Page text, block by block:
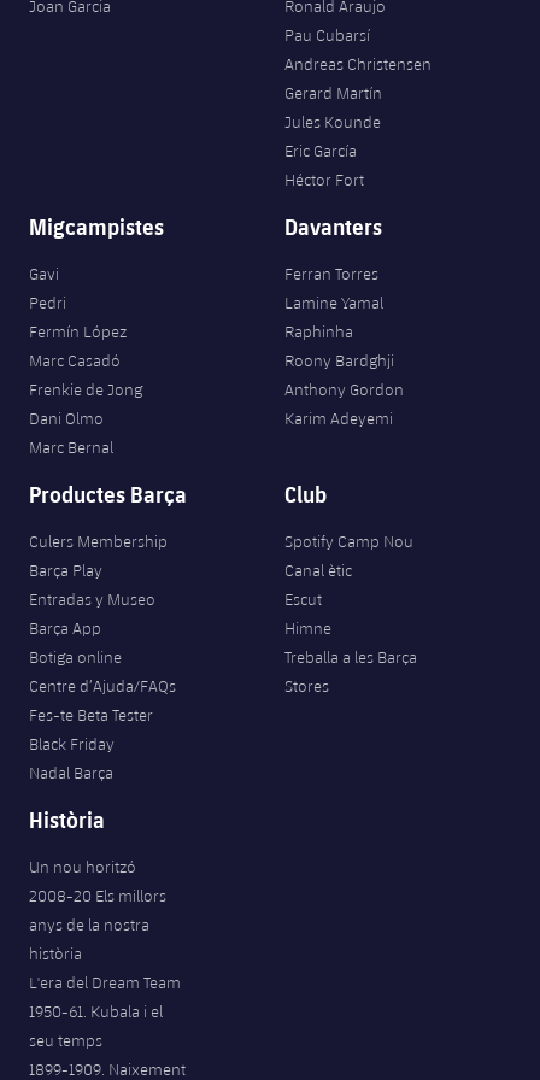
Serveis Mèdics
Jugadors
Palmarès
Classificació
plusicon
més
Infantil
Entrades
Resultats
Classificació
Jugadors
Fotos
Palmarès
Calendari
Resultats
Jugadors
Base
plusicon
més
Actualitat
Barça C
Junior
Juvenil
Infantil
Aleví
Campus Estiu
Informació general
Notícies
Atletisme
plusicon
més
Actualitat
Masculí
Femení
Agenda
Bàsquet en cadira de rodes
plusicon
més
Actualitat
Jugadors
Calendari
Resultats
Hockey gel
plusicon
més
Actualitat
Calendari
Classificació
Hoquei herba
Hockey Herba Masculí
plusicon
més
Actualitat
Plantilla
Agenda
Escola de Patinatge
Rugby
plusicon
més
Actualitat
Voleibol
plusicon
més
Joan Garcia
Ronald Araujo
Pau Cubarsí
Andreas Christensen
Gerard Martín
Jules Kounde
Eric García
Héctor Fort
Migcampistes
Gavi
Pedri
Fermín López
Marc Casadó
Frenkie de Jong
Dani Olmo
Marc Bernal
Davanters
Ferran Torres
Lamine Yamal
Raphinha
Roony Bardghji
Anthony Gordon
Karim Adeyemi
Productes Barça
Culers Membership
Barça Play
Entradas y Museo
Barça App
Botiga online
Centre d’Ajuda/FAQs
Fes-te Beta Tester
Black Friday
Nadal Barça
Club
Spotify Camp Nou
Canal ètic
Escut
Himne
Treballa a les Barça
Stores
Història
Un nou horitzó
2008-20 Els millors
anys de la nostra
història
L'era del Dream Team
1950-61. Kubala i el
seu temps
1899-1909. Naixement